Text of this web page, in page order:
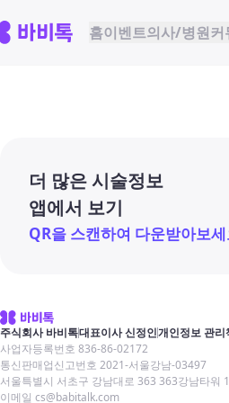
홈이벤트의사/병원커
더 많은 시술정보
앱에서 보기
QR을 스캔하여 다운받아보세
주식회사 바비톡대표이사 신정인개인정보 관리
사업자등록번호 836-86-02172
통신판매업신고번호 2021-서울강남-03497
서울특별시 서초구 강남대로 363 363강남타워
이메일 cs@babitalk.com